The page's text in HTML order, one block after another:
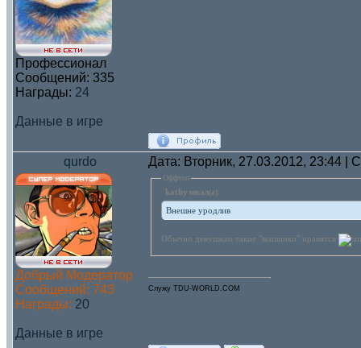
Профессионал
Сообщений: 335
Награды: 24
Данные в игре
qurdo Дата: Вторник, 27.03.2012, 23:44 |
Добрый Модератор
Сообщений: 743
Награды: 20
Данные в игре
Оффтоп
kathy писал(а):
Внешне уродлив
Обычно девушкам такие "машинки" нравятся
Служу TDU-WORLD.COM